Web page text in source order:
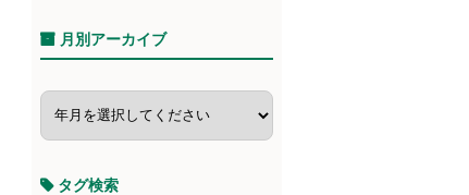
月別アーカイブ
タグ検索